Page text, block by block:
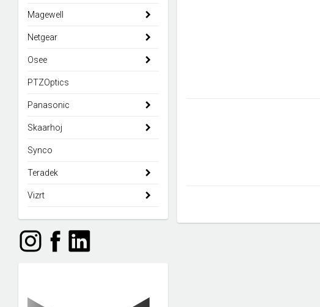
Magewell
Netgear
Osee
PTZOptics
Panasonic
Skaarhoj
Synco
Teradek
Vizrt